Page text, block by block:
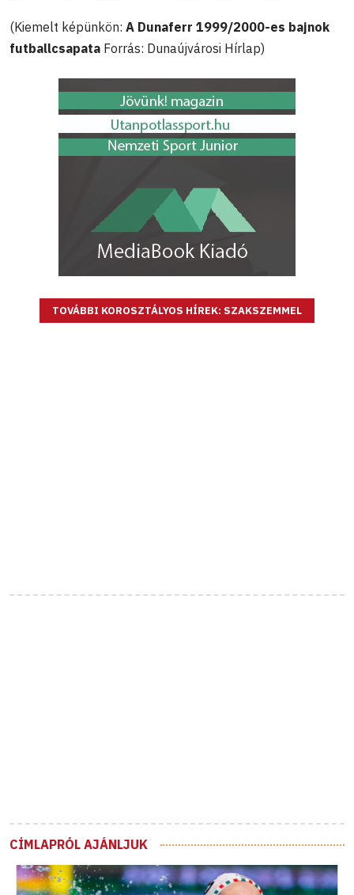
(Kiemelt képünkön: A Dunaferr 1999/2000-es bajnok
futballcsapata Forrás: Dunaújvárosi Hírlap)
TOVÁBBI KOROSZTÁLYOS HÍREK: SZAKSZEMMEL
CÍMLAPRÓL AJÁNLJUK